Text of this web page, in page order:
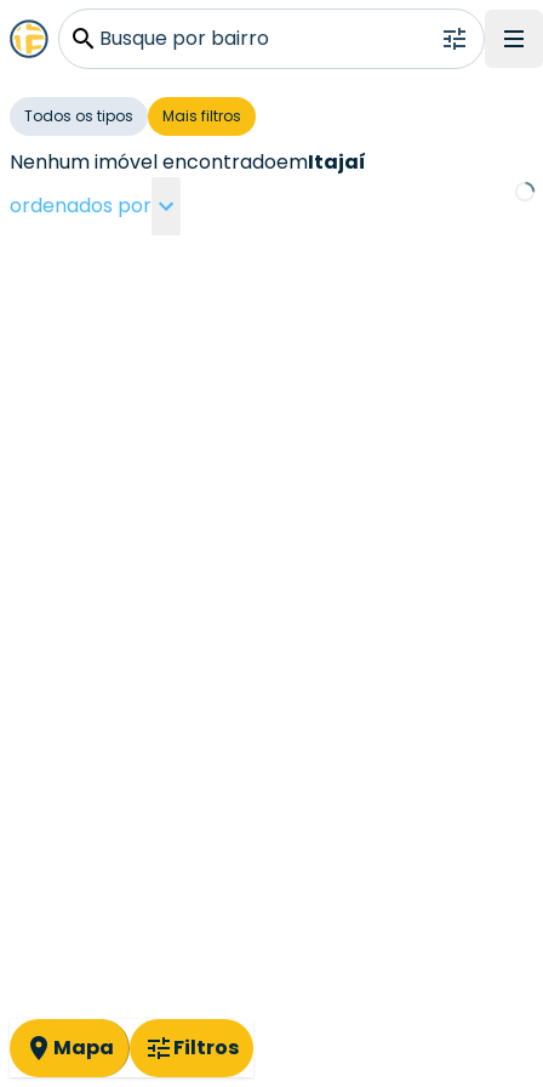
Busque por bairro
Todos os tipos Mais filtros
Mapa Filtros
Nenhum imóvel encontradoemItajaí
ordenados por